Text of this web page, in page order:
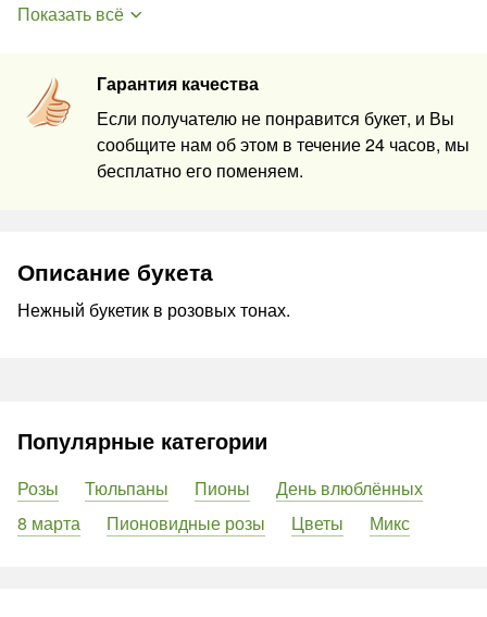
Гарантия качества
Если получателю не понравится букет, и Вы
сообщите нам об этом в течение 24 часов, мы
бесплатно его поменяем.
Показать всё
Описание букета
Нежный букетик в розовых тонах.
Популярные категории
Розы Тюльпаны Пионы
День влюблённых
8 марта
Пионовидные розы Цветы Микс